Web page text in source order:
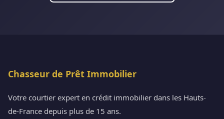
Chasseur de Prêt Immobilier
Votre courtier expert en crédit immobilier dans les Hauts-
de-France depuis plus de 15 ans.